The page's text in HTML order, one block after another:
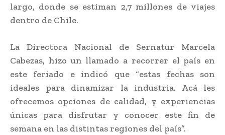
largo, donde se estiman 2,7 millones de viajes
dentro de Chile.
La Directora Nacional de Sernatur Marcela
Cabezas, hizo un llamado a recorrer el país en
este feriado e indicó que “estas fechas son
ideales para dinamizar la industria. Acá les
ofrecemos opciones de calidad, y experiencias
únicas para disfrutar y conocer este fin de
semana en las distintas regiones del país”.